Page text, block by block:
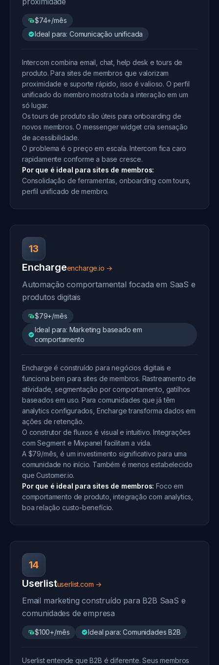
$74+/mês
Ideal para: Comunicação unificada
Intercom combina email, chat, help desk e tours de
produto. Para sites de membros que valorizam
proximidade e suporte rápido, isso é valioso. O perfil
unificado do membro mostra toda a interação em um
só lugar.
Os tours de produto são úteis para onboarding de
novos membros. O messenger widget cria sensação
de acessibilidade.
O problema é o preço em escala. Intercom fica caro
rapidamente conforme a base cresce.
Por que é ideal para sites de membros:
Consolidação de ferramentas, onboarding com tours,
perfil unificado de membro.
13
Enchargeencharge.io →
Automação comportamental focada em SaaS e
produtos digitais
$79+/mês
Ideal para: Marketing baseado em
comportamento
Encharge é construído para negócios digitais e
funciona bem para sites de membros. Rastreamento de
atividade, segmentação por comportamento, gatilhos
baseados em uso. Para comunidades que já têm
analytics configurados, Encharge transforma dados em
ações de retenção.
O construtor de fluxos é visual e intuitivo. Integrações
com Segment e Mixpanel facilitam a vida.
A $79/mês, é um investimento significativo para uma
comunidade no início. Também é menos estabelecido
que Customer.io.
Por que é ideal para sites de membros: Foco em
comportamento de produto, integração com analytics,
boa relação custo-benefício.
14
Userlistuserlist.com →
Email marketing construído para B2B SaaS e
comunidades de empresa
$100+/mês Ideal para: Comunidades B2B
Userlist entende que B2B é diferente. Seus membros